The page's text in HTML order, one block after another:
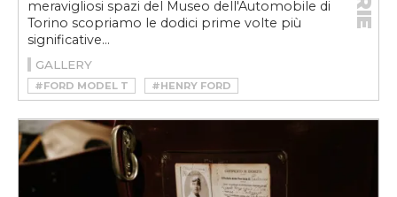
meravigliosi spazi del Museo dell'Automobile di
Torino scopriamo le dodici prime volte più
significative...
GALLERY
#FORD MODEL T
#HENRY FORD
#MAUTO 12 PRIME VOLTE
#MAUTO FORD MODEL T
#MODEL T